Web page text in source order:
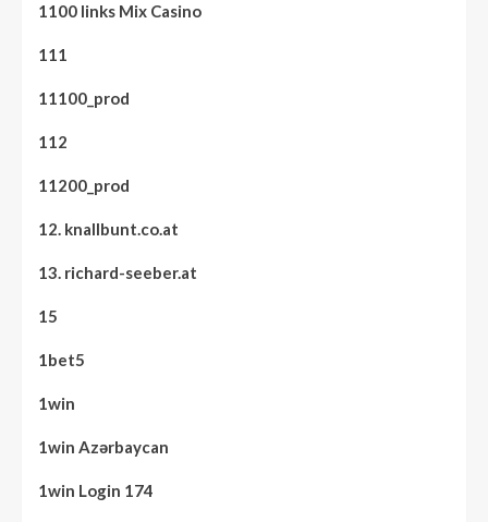
1100 links Mix Casino
111
11100_prod
112
11200_prod
12. knallbunt.co.at
13. richard-seeber.at
15
1bet5
1win
1win Azərbaycan
1win Login 174